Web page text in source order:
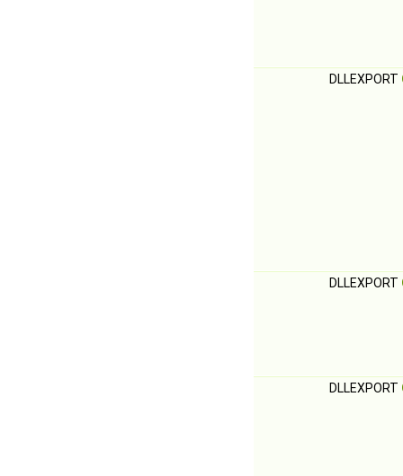
DLLEXPORT
DLLEXPORT
DLLEXPORT